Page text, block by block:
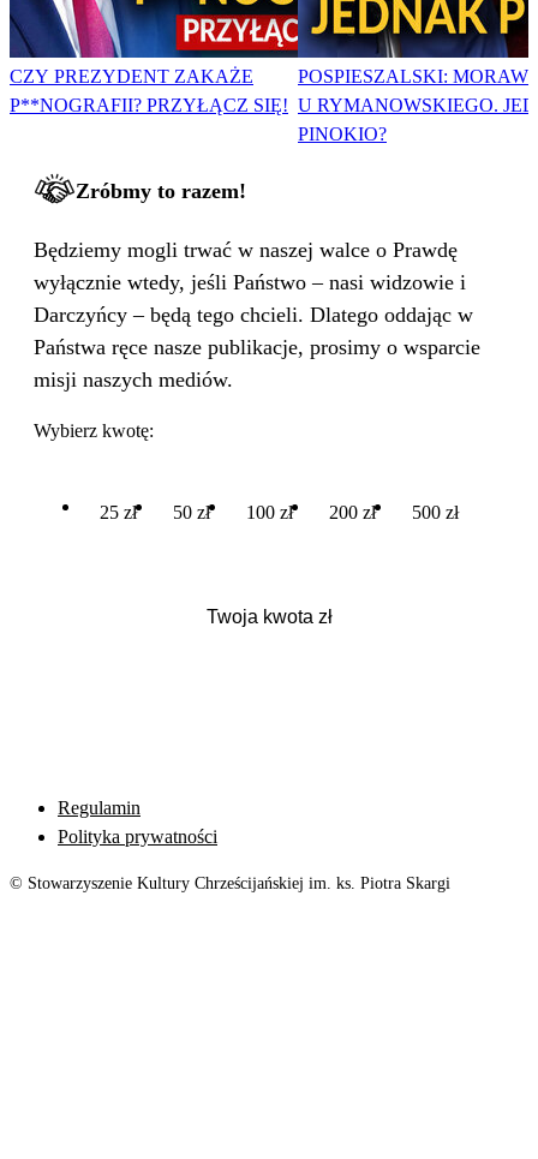
CZY PREZYDENT ZAKAŻE
P**NOGRAFII? PRZYŁĄCZ SIĘ!
POSPIESZALSKI:
U RYMANOWSKIEGO.
PINOKIO?
Zróbmy to razem!
Będziemy mogli trwać w naszej walce o Prawdę
wyłącznie wtedy, jeśli Państwo – nasi widzowie i
Darczyńcy – będą tego chcieli. Dlatego oddając w
Państwa ręce nasze publikacje, prosimy o wsparcie
misji naszych mediów.
Wybierz kwotę:
25 zł 50 zł 100 zł 200 zł 500 zł
Regulamin
Polityka prywatności
© Stowarzyszenie Kultury Chrześcijańskiej im. ks. Piotra Skargi